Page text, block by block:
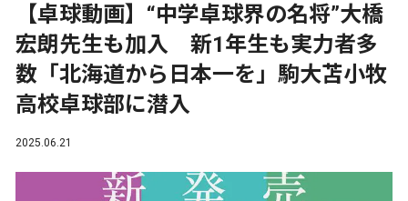
【卓球動画】“中学卓球界の名将”大橋
宏朗先生も加入 新1年生も実力者多
数「北海道から日本一を」駒大苫小牧
高校卓球部に潜入
2025.06.21